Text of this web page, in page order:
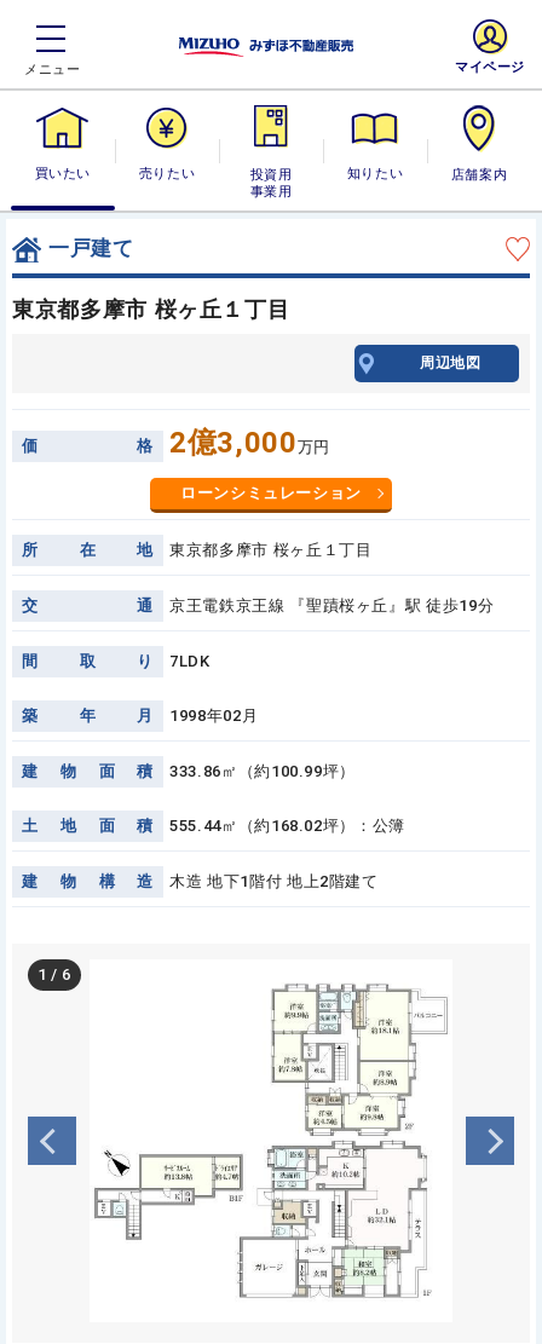
買いたい 売りたい
投資用・事業
用
知りたい 店舗案内
マイページ
一戸建て
東京都多摩市 桜ヶ丘１丁目
周辺地図
価 格 2億3,000万円
ローンシミュレーション
所 在 地 東京都多摩市 桜ヶ丘１丁目
交 通 京王電鉄京王線 『聖蹟桜ヶ丘』駅 徒歩19分
間 取 り 7LDK
築 年 月 1998年02月
建 物 面 積 333.86㎡（約100.99坪）
土 地 面 積 555.44㎡（約168.02坪）：公簿
建 物 構 造 木造 地下1階付 地上2階建て
1 / 6